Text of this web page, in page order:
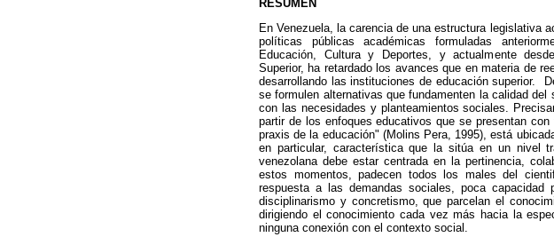
RESUMEN
En Venezuela, la carencia de una estructura legislativa
políticas públicas académicas formuladas
Educación, Cultura y Deportes, y actualmente
Superior, ha retardado los avances que en materia de
desarrollando las instituciones de educación superior.
se formulen alternativas que fundamenten la calidad
con las necesidades y planteamientos sociales.
partir de los enfoques educativos que se presentan
praxis de la educación" (Molins Pera, 1995), está
en particular, característica que la sitúa en un nivel
venezolana debe estar centrada en la pertinencia,
estos momentos, padecen todos los males del
respuesta a las demandas sociales, poca
disciplinarismo y concretismo, que parcelan el
dirigiendo el conocimiento cada vez más hacia la
ninguna conexión con el contexto social.